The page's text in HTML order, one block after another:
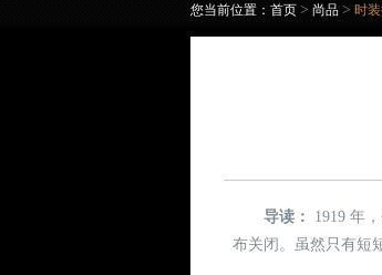
您当前位置： 首页 > 尚品 > 时
导读：
1919 年
布关闭。虽然只有短